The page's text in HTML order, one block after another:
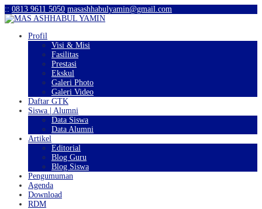
:: 0813 9611 5050 masashhabulyamin@gmail.com
Profil
Visi & Misi
Fasilitas
Prestasi
Ekskul
Galeri Photo
Galeri Video
Daftar GTK
Siswa | Alumni
Data Siswa
Data Alumni
Artikel
Editorial
Blog Guru
Blog Siswa
Pengumuman
Agenda
Download
RDM